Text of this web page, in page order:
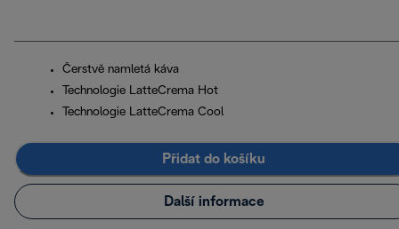
Čerstvě namletá káva
Technologie LatteCrema Hot
Technologie LatteCrema Cool
Přidat do košíku
Další informace